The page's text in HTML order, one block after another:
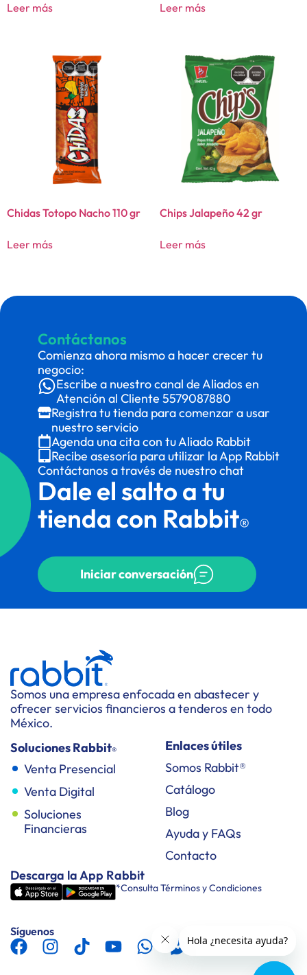
Leer más Leer más
Chidas Totopo Nacho 110 gr
Leer más
Chips Jalapeño 42 gr
Leer más
Contáctanos
Comienza ahora mismo a hacer crecer tu
negocio:
Escribe a nuestro canal de Aliados en
Atención al Cliente 5579087880
Registra tu tienda para comenzar a usar
nuestro servicio
Agenda una cita con tu Aliado Rabbit
Recibe asesoría para utilizar la App Rabbit
Contáctanos a través de nuestro chat
Dale el salto a tu
tienda con Rabbit®
Iniciar conversación
Somos una empresa enfocada en abastecer y
ofrecer servicios financieros a tenderos en todo
México.
Soluciones Rabbit®
Venta Presencial
Venta Digital
Soluciones
Financieras
Enlaces útiles
Somos Rabbit®
Catálogo
Blog
Ayuda y FAQs
Contacto
Descarga la App Rabbit
*Consulta Términos y Condiciones
Síguenos